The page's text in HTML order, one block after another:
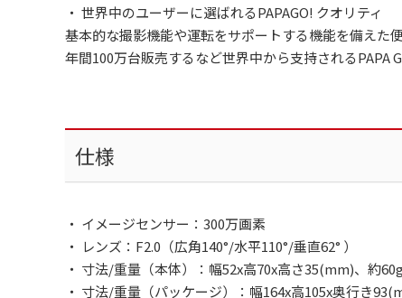
・ 世界中のユーザーに選ばれるPAPAGO! クオリティ
基本的な撮影機能や運転をサポートする機能を備えた
年間100万台販売するなど世界中から支持されるPAPA
仕様
・ イメージセンサー：300万画素
・ レンズ：F2.0（広角140°/水平110°/垂直62° ）
・ 寸法/重量（本体）：幅52x高70x高さ35(mm)、約60g
・ 寸法/重量（パッケージ）：幅164x高105x奥行き